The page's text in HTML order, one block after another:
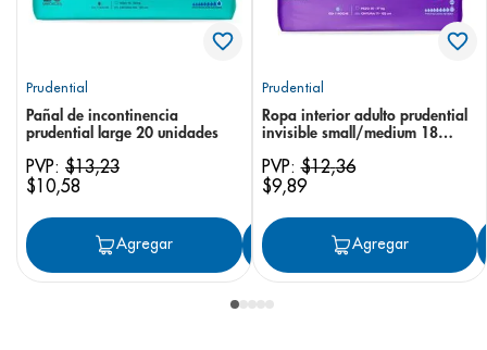
Prudential
Pañal de incontinencia
prudential large 20 unidades
PVP: $13,23
$10,58
Agregar Agregar
Prudential
Ropa interior adulto prudential
invisible small/medium 18
PVP:$12,36
$9,89
Agregar